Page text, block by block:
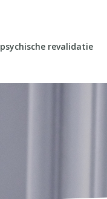
psychische revalidatie